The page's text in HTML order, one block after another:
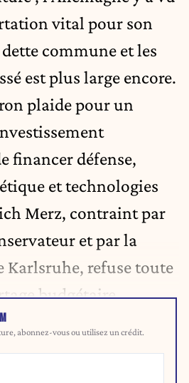
vital pour son
commune et les
est plus large encore.
plaide pour un
financer défense,
et technologies
Merz, contraint par
et par la
Karlsruhe, refuse toute
budgétaire.
abonnez-vous ou utilisez un crédit.